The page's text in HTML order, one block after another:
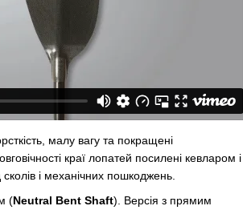
малу вагу та покращені
краї лопатей посилені кевларом і
і механічних пошкоджень.
(Neutral Bent Shaft). Версія з прямим